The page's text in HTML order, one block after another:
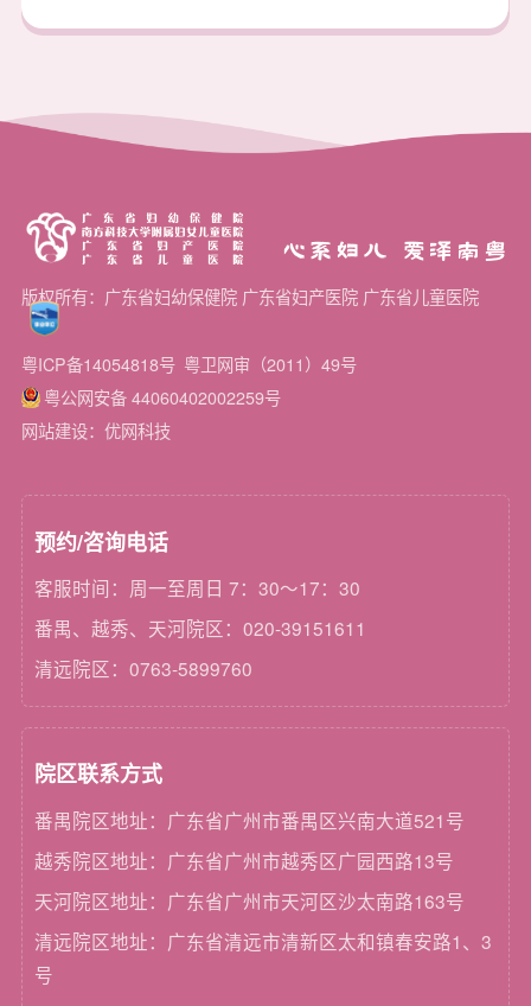
心系妇儿 爱泽南粤
版权所有：广东省妇幼保健院 广东省妇产医院 广东省儿童医院
粤ICP备14054818号 粤卫网审（2011）49号
粤公网安备 44060402002259号
网站建设：优网科技
预约/咨询电话
客服时间：周一至周日 7：30～17：30
番禺、越秀、天河院区：020-39151611
清远院区：0763-5899760
院区联系方式
番禺院区地址：广东省广州市番禺区兴南大道521号
越秀院区地址：广东省广州市越秀区广园西路13号
天河院区地址：广东省广州市天河区沙太南路163号
清远院区地址：广东省清远市清新区太和镇春安路1、3
号